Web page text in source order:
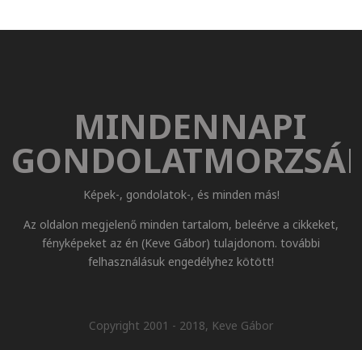
MINDENNAPI
Képek-, gondolatok-, és minden más!
Az oldalon megjelenő minden tartalom, beleérve a cikkeket,
fényképeket az én (Keve Gábor) tulajdonom. további
felhasználásuk engedélyhez kötött!
Copyright 2001 - 2018, Keve Gábor